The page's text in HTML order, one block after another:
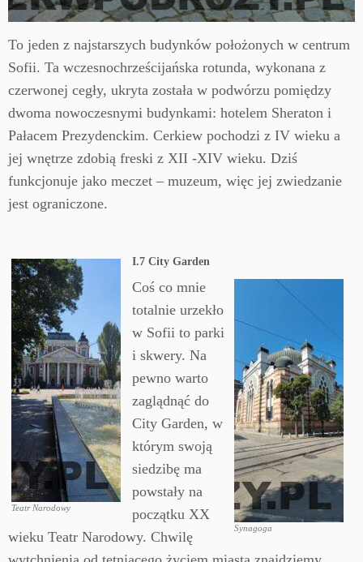
To jeden z najstarszych budynków położonych w centrum
Sofii. Ta wczesnochrześcijańska rotunda, wykonana z
czerwonej cegły, ukryta została w podwórzu pomiędzy
dwoma nowoczesnymi budynkami: hotelem Sheraton i
Pałacem Prezydenckim. Cerkiew pochodzi z IV wieku a
jej wnętrze zdobią freski z XII -XIV wieku. Dziś
funkcjonuje jako meczet – muzeum, więc jej zwiedzanie
jest ograniczone.
Teatr Narodowy
I.7 City Garden
Synagoga
Coś co mnie
totalnie urzekło
w Sofii to parki
i skwery. Na
pewno warto
zaglądnąć do
City Garden, w
którym swoją
siedzibę ma
powstały na
początku XX
wieku Teatr Narodowy. Chwilę